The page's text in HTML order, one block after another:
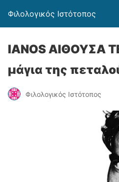
Φιλολογικός Ιστότοπος
IANOS ΑΙΘΟΥΣΑ
μάγια της
Φιλολογικός Ιστότοπος